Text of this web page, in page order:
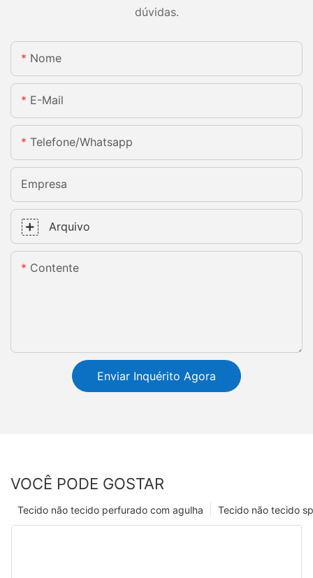
dúvidas.
Nome
E-Mail
Telefone/whatsapp
Empresa
Arquivo
Contente
Enviar Inquérito Agora
VOCÊ PODE GOSTAR
Tecido não tecido
Tecido não tecido perfurado com agulha